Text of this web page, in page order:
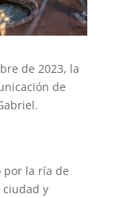
de 2023, la
de
por la ría de
y